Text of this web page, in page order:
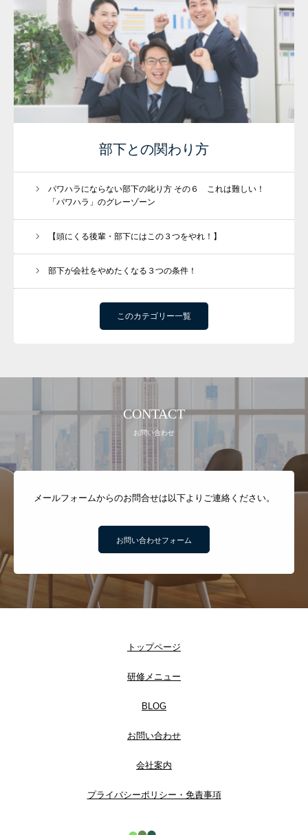
部下との関わり方
パワハラにならない部下の叱り方 その６ これは難しい！
「パワハラ」のグレーゾーン
【頭にくる後輩・部下にはこの３つをやれ！】
部下が会社をやめたくなる３つの条件！
このカテゴリー一覧
CONTACT
お問い合わせ
メールフォームからのお問合せは以下よりご連絡ください。
お問い合わせフォーム
トップページ
研修メニュー
BLOG
お問い合わせ
会社案内
プライバシーポリシー・免責事項